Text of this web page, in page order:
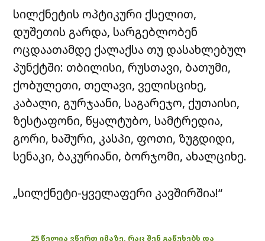
სილქნეტის ოპტიკური ქსელით,
დუშეთის გარდა, სარგებლობენ
ოცდაათამდე ქალაქსა თუ დასახლებულ
პუნქტში: თბილისი, რუსთავი, ბათუმი,
ქობულეთი, თელავი, ველისციხე,
კაბალი, გურჯაანი, საგარეჯო, ქუთაისი,
ზესტაფონი, წყალტუბო, სამტრედია,
გორი, ხაშური, კასპი, ფოთი, ზუგდიდი,
სენაკი, ბაკურიანი, ბორჯომი, ახალციხე.
„სილქნეტი-ყველაფერი კავშირშია!“
25 წელია ვწერთ იმაზე, რაც შენ გაწუხებს და